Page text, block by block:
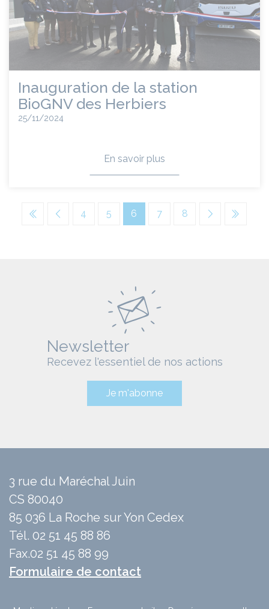
Inauguration de la station
BioGNV des Herbiers
25/11/2024
En savoir plus
4 5 6 7 8
Newsletter
Recevez l'essentiel de nos actions
Je m'abonne
3 rue du Maréchal Juin
CS 80040
85 036 La Roche sur Yon Cedex
Tél. 02 51 45 88 86
Fax.02 51 45 88 99
Formulaire de contact